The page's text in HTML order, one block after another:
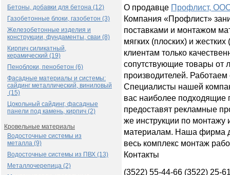
Бетоны, добавки для бетона (12)
Газобетонные блоки, газобетон (3)
Железобетонные изделия и
конструкции, фундаменты, сваи (8)
Кирпич силикатный,
керамический (19)
Пеноблоки, пенобетон (6)
Фасадные материалы и системы:
сайдинг металлический, виниловый
(15)
Цокольный сайдинг, фасадные
панели под камень, кирпич (2)
Кровельные материалы
Водосточные системы из
металла (9)
Водосточные системы из ПВХ (13)
Металлочерепица (2)
О продавце Профлист,
Компания «Профлист»
поставками и монтажом
мягких (плоских) и
клиентам только
сопутствующие товары от
производителей.
Специалисты нашей
вас наиболее подходящие
предоставят рекламные
же инструкции по монтажу
материалам. Наша фирма
весь комплекс монтаж
Контакты
(3522) 55-44-66 (3522) 25-